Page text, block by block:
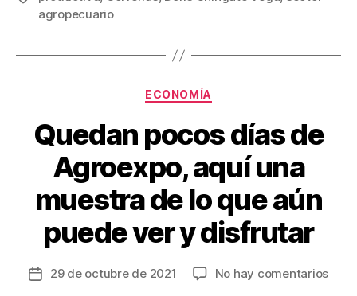
e
o
er
e
p
tir
agropecuario
Categorías
ECONOMÍA
Quedan pocos días de
Agroexpo, aquí una
muestra de lo que aún
puede ver y disfrutar
Fecha29 de octubre de 2021 No hay comentariosen